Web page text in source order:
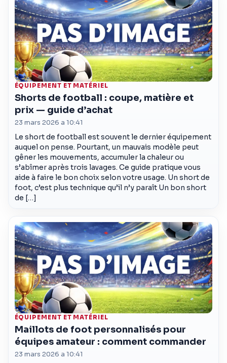
ÉQUIPEMENT ET MATÉRIEL
Shorts de football : coupe, matière et
prix — guide d’achat
23 mars 2026 a 10:41
Le short de football est souvent le dernier équipement
auquel on pense. Pourtant, un mauvais modèle peut
gêner les mouvements, accumuler la chaleur ou
s’abîmer après trois lavages. Ce guide pratique vous
aide à faire le bon choix selon votre usage. Un short de
foot, c’est plus technique qu’il n’y paraît Un bon short
de […]
ÉQUIPEMENT ET MATÉRIEL
Maillots de foot personnalisés pour
équipes amateur : comment commander
23 mars 2026 a 10:41